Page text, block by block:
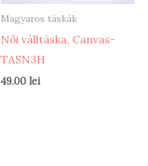
Magyaros táskák
Női válltáska, Canvas-
TASN3H
49.00 lei